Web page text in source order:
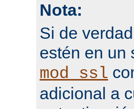
Nota:
Si de
estén en un
mod_ssl
adicional a